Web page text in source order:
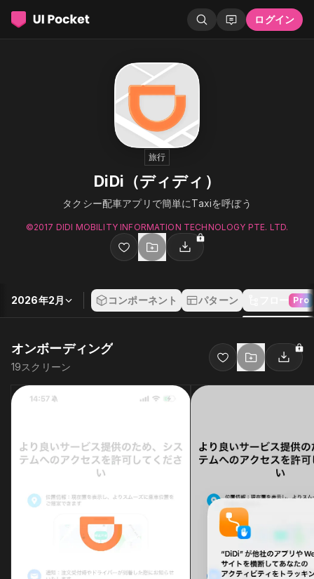
ログイン
旅行
DiDi（ディディ）
タクシー配車アプリで簡単にTaxiを呼ぼう
©︎2017 DIDI MOBILITY INFORMATION TECHNOLOGY PTE. LTD.
2026年2月 コンポーネント パターン フロー Pro
オンボーディング
19スクリーン